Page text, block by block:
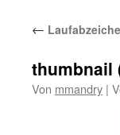
←
thumbnail
Von mmandry |